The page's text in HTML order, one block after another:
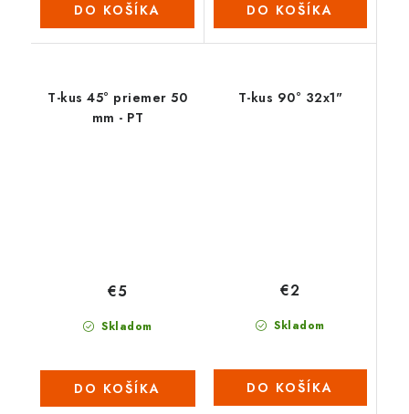
DO KOŠÍKA DO KOŠÍKA
T-kus 45° priemer 50
mm - PT
Skladom
€5
DO KOŠÍKA
T-kus 90° 32x1"
Skladom
€2
DO KOŠÍKA